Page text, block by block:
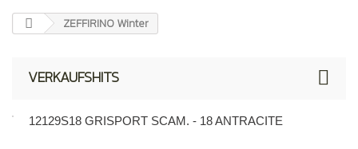
ZEFFIRINO Winter
VERKAUFSHITS
12129S18 GRISPORT SCAM. - 18 ANTRACITE